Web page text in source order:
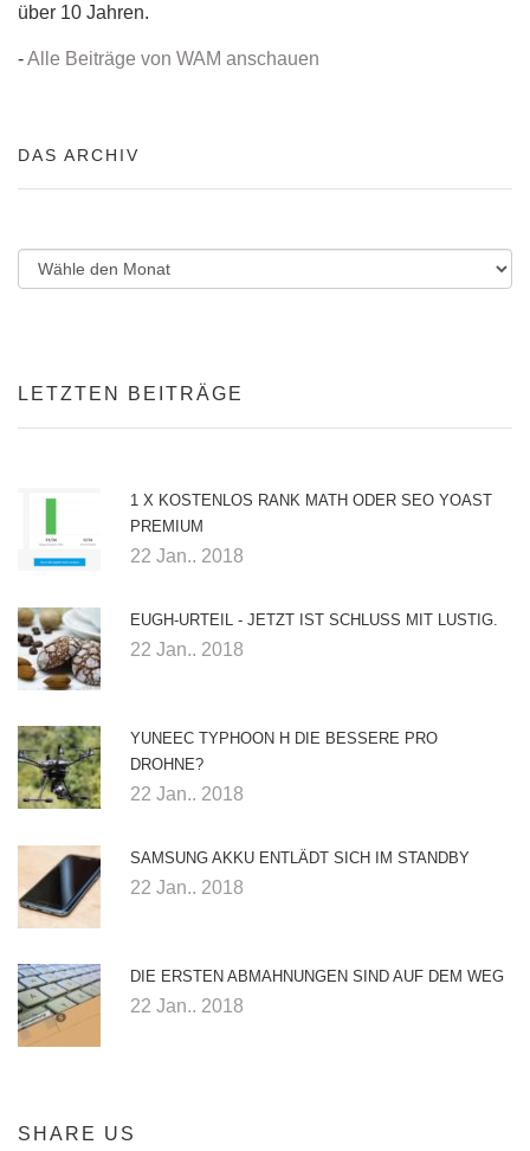
über 10 Jahren.
-Alle Beiträge von WAM anschauen
DAS ARCHIV
LETZTEN BEITRÄGE
1 X KOSTENLOS RANK MATH ODER SEO YOAST
PREMIUM
22 Jan.. 2018
EUGH-URTEIL - JETZT IST SCHLUSS MIT LUSTIG.
22 Jan.. 2018
YUNEEC TYPHOON H DIE BESSERE PRO
DROHNE?
22 Jan.. 2018
SAMSUNG AKKU ENTLÄDT SICH IM STANDBY
22 Jan.. 2018
DIE ERSTEN ABMAHNUNGEN SIND AUF DEM WEG
22 Jan.. 2018
SHARE US